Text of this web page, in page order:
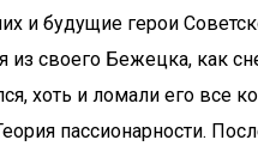
и будущие герои
своего Бежецка, как
хоть и ломали его все
пассионарности.